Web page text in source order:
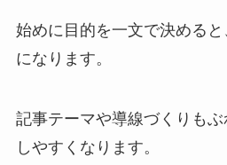
始めに目的を一文で決める
になります。
記事テーマや導線づくりも
しやすくなります。